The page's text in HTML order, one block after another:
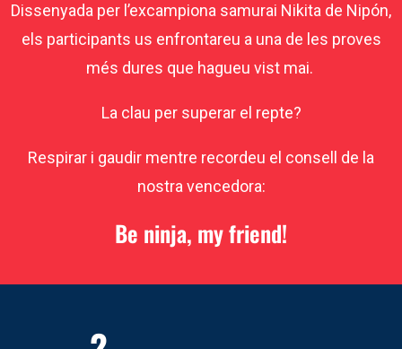
Dissenyada per l’excampiona samurai Nikita de Nipón,
els participants us enfrontareu a una de les proves
més dures que hagueu vist mai.
La clau per superar el repte?
Respirar i gaudir mentre recordeu el consell de la
nostra vencedora:
Be ninja, my friend!